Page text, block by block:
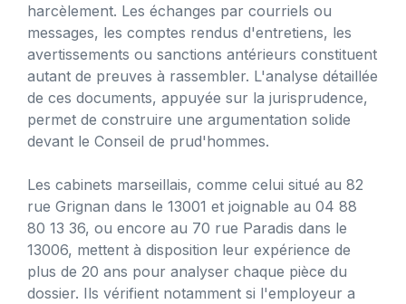
harcèlement. Les échanges par courriels ou
messages, les comptes rendus d'entretiens, les
avertissements ou sanctions antérieurs constituent
autant de preuves à rassembler. L'analyse détaillée
de ces documents, appuyée sur la jurisprudence,
permet de construire une argumentation solide
devant le Conseil de prud'hommes.
Les cabinets marseillais, comme celui situé au 82
rue Grignan dans le 13001 et joignable au 04 88
80 13 36, ou encore au 70 rue Paradis dans le
13006, mettent à disposition leur expérience de
plus de 20 ans pour analyser chaque pièce du
dossier. Ils vérifient notamment si l'employeur a